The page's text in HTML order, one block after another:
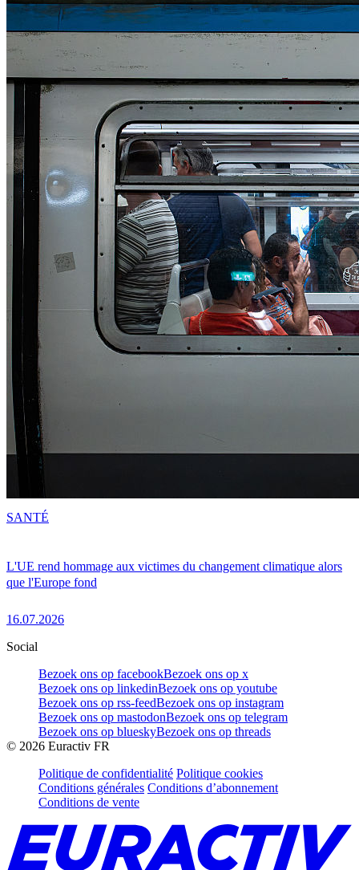
L'UE rend hommage aux victimes du changement climatique alors
que l'Europe fond
16.07.2026
SANTÉ
Social
Bezoek ons op facebookBezoek ons op x
Bezoek ons op linkedinBezoek ons op youtube
Bezoek ons op rss-feedBezoek ons op instagram
Bezoek ons op mastodonBezoek ons op telegram
Bezoek ons op blueskyBezoek ons op threads
© 2026 Euractiv FR
Politique de confidentialité Politique cookies
Conditions générales Conditions d’abonnement
Conditions de vente